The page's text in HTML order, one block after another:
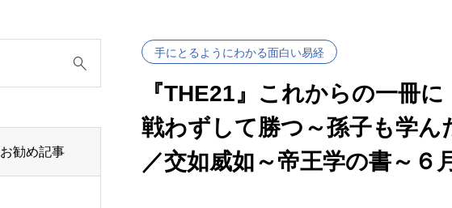
手にとるようにわかる面白い易経
『THE21』これからの一冊
戦わずして勝つ～孫子も学ん
／交如威如～帝王学の書～６
お勧め記事